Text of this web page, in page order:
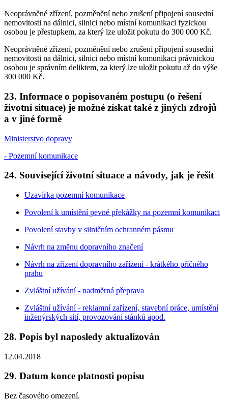
Neoprávněné zřízení, pozměnění nebo zrušení připojení sousední
nemovitosti na dálnici, silnici nebo místní komunikaci fyzickou
osobou je přestupkem, za který lze uložit pokutu do 300 000 Kč.
Neoprávněné zřízení, pozměnění nebo zrušení připojení sousední
nemovitosti na dálnici, silnici nebo místní komunikaci právnickou
osobou je správním deliktem, za který lze uložit pokutu až do výše
300 000 Kč.
23. Informace o popisovaném postupu (o řešení
životní situace) je možné získat také z jiných zdrojů
a v jiné formě
Ministerstvo dopravy
- Pozemní komunikace
24. Související životní situace a návody, jak je řešit
Uzavírka pozemní komunikace
Povolení k umístění pevné překážky na pozemní komunikaci
Povolení stavby v silničním ochranném pásmu
Návrh na změnu dopravního značení
Návrh na zřízení dopravního zařízení - krátkého příčného
prahu
Zvláštní užívání - nadměrná přeprava
Zvláštní užívání - reklamní zařízení, stavební práce, umístění
inženýrských sítí, provozování stánků apod.
28. Popis byl naposledy aktualizován
12.04.2018
29. Datum konce platnosti popisu
Bez časového omezení.